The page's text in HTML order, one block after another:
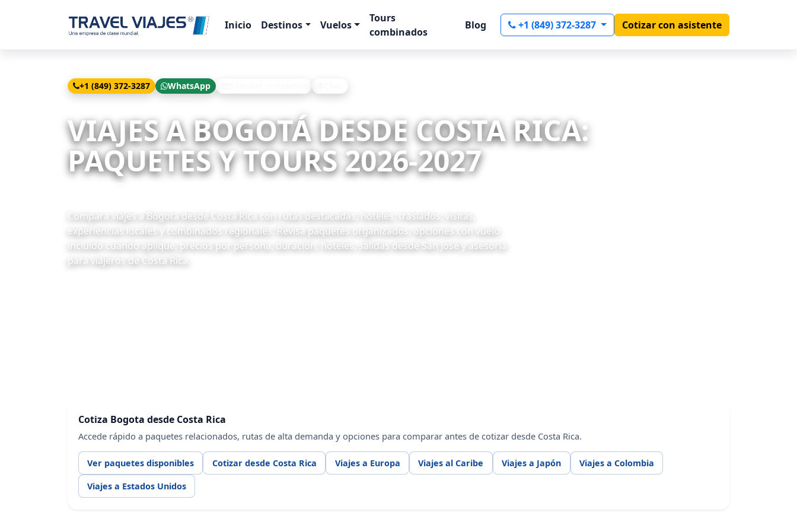
Inicio Destinos Vuelos
Tours
combinados
Blog +1 (849) 372-3287 Cotizar con asistente
+1 (849) 372-3287 WhatsApp
VIAJES A BOGOTÁ DESDE COSTA RICA:
PAQUETES Y TOURS 2026-2027
Compara viajes a Bogota desde Costa Rica con rutas destacadas, hoteles, traslados, visitas,
experiencias locales y combinados regionales. Revisa paquetes organizados, opciones con vuelo
incluido cuando aplique, precios por persona, duración, hoteles, salidas desde San José y asesoría
para viajeros de Costa Rica.
Cotiza Bogota desde Costa Rica
Accede rápido a paquetes relacionados, rutas de alta demanda y opciones para comparar antes de cotizar desde Costa Rica.
Ver paquetes disponibles Cotizar desde Costa Rica Viajes a Europa Viajes al Caribe Viajes a Japón Viajes a Colombia
Viajes a Estados Unidos